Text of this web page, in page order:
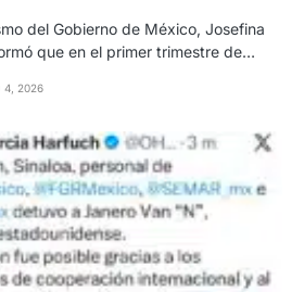
del Gobierno de México, Josefina
que en el primer trimestre de…
4, 2026